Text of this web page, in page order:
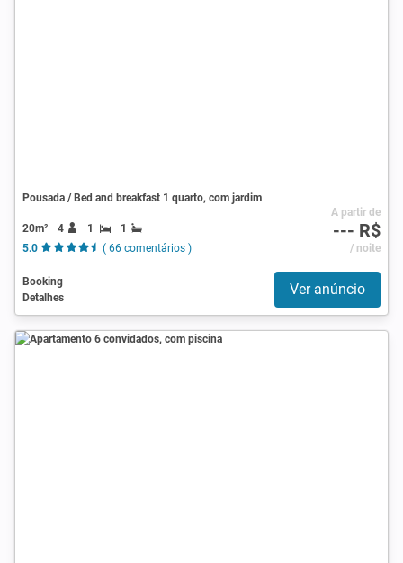
Pousada / Bed and breakfast 1 quarto, com jardim
20m² 4 1
1
5.0
( 66 comentários )
A partir de
--- R$
/ noite
Booking
Detalhes
Ver anúncio